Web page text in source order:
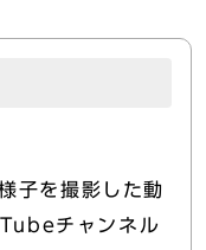
子を撮影した動
チャンネル